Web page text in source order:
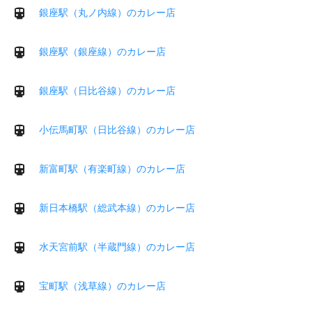
銀座駅（丸ノ内線）のカレー店
銀座駅（銀座線）のカレー店
銀座駅（日比谷線）のカレー店
小伝馬町駅（日比谷線）のカレー店
新富町駅（有楽町線）のカレー店
新日本橋駅（総武本線）のカレー店
水天宮前駅（半蔵門線）のカレー店
宝町駅（浅草線）のカレー店